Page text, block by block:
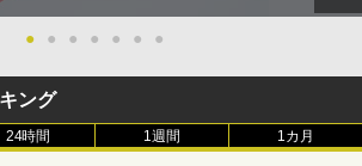
品】明末: ウツロノハネ PS5 ソフト 【ポ
スト投函】 ※特典付属なし ※セール品
ります。
￥2,300
￥843
NewスーパーマリオブラザーズWii ノコ
ノコエアホッケー
￥6,822
仮面ライダークウガ一挙見Blu-ray [Blu-
● ● ● ● ● ● ●
ング
24時間 1週間 1カ月